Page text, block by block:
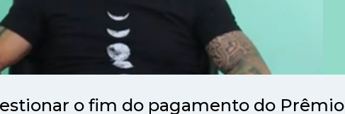
o fim do pagamento do Prêmio